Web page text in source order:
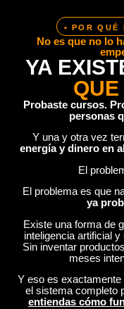
• POR QUÉ
No es que no lo
YA
Probaste cursos.
personas
Y una y otra vez
energía y dinero en
El
El problema es que
ya
Existe una forma de
inteligencia artificial
Sin inventar
meses
Y eso es
el sistema completo
entiendas cómo